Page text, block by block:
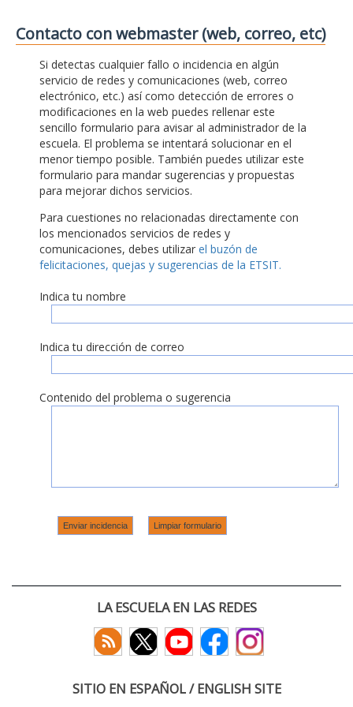
Contacto con webmaster (web, correo, etc)
Si detectas cualquier fallo o incidencia en algún
servicio de redes y comunicaciones (web, correo
electrónico, etc.) así como detección de errores o
modificaciones en la web puedes rellenar este
sencillo formulario para avisar al administrador de la
escuela. El problema se intentará solucionar en el
menor tiempo posible. También puedes utilizar este
formulario para mandar sugerencias y propuestas
para mejorar dichos servicios.
Para cuestiones no relacionadas directamente con
los mencionados servicios de redes y
comunicaciones, debes utilizar el buzón de
felicitaciones, quejas y sugerencias de la ETSIT.
Indica tu nombre
Indica tu dirección de correo
Contenido del problema o sugerencia
LA ESCUELA EN LAS REDES
SITIO EN ESPAÑOL / ENGLISH SITE